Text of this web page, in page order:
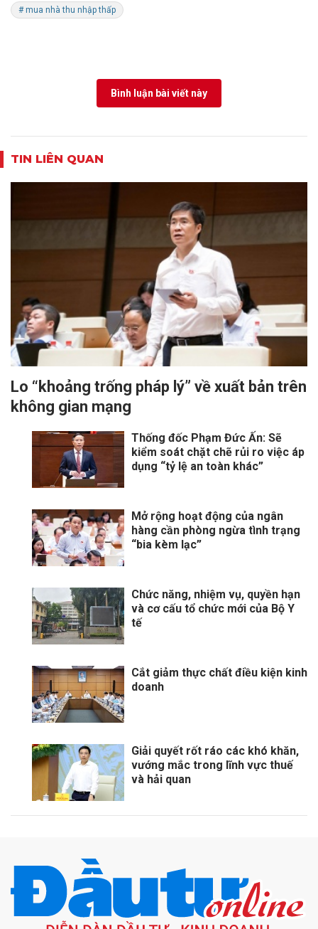
# mua nhà thu nhập thấp
Bình luận bài viết này
TIN LIÊN QUAN
Lo “khoảng trống pháp lý” về xuất bản trên
không gian mạng
Thống đốc Phạm Đức Ấn: Sẽ
kiểm soát chặt chẽ rủi ro việc áp
dụng “tỷ lệ an toàn khác”
Mở rộng hoạt động của ngân
hàng cần phòng ngừa tình trạng
“bia kèm lạc”
Chức năng, nhiệm vụ, quyền hạn
và cơ cấu tổ chức mới của Bộ Y
tế
Cắt giảm thực chất điều kiện kinh
doanh
Giải quyết rốt ráo các khó khăn,
vướng mắc trong lĩnh vực thuế
và hải quan